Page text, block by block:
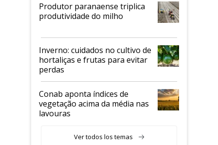
Produtor paranaense triplica
produtividade do milho
Inverno: cuidados no cultivo de
hortaliças e frutas para evitar
perdas
Conab aponta índices de
vegetação acima da média nas
lavouras
Ver todos los temas